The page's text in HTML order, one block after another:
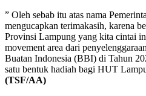
” Oleh sebab itu atas nama
mengucapkan terimakasih, karena
Provinsi Lampung yang kita cintai
movement area dari
Buatan Indonesia (BBI) di Tahun
satu bentuk hadiah bagi HUT
(TSF/AA)